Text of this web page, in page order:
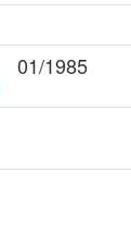
01/1985